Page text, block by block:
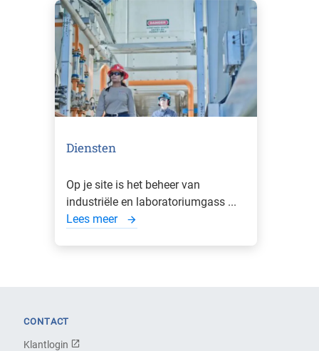
Diensten
Op je site is het beheer van
industriële en laboratoriumgass ...
Lees meer
CONTACT
Klantlogin